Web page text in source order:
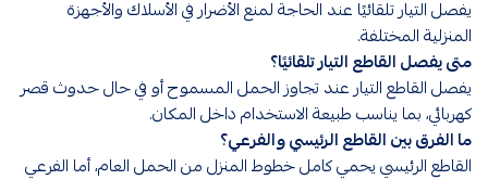
يفصل التيار تلقائيًا عند الحاجة لمنع الأضرار في الأسلاك والأجهزة
المنزلية المختلفة.
متى يفصل القاطع التيار تلقائيًا؟
يفصل القاطع التيار عند تجاوز الحمل المسموح أو في حال حدوث قصر
كهربائي، بما يناسب طبيعة الاستخدام داخل المكان.
ما الفرق بين القاطع الرئيسي والفرعي؟
القاطع الرئيسي يحمي كامل خطوط المنزل من الحمل العام، أما الفرعي